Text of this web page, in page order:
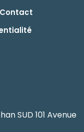
Contact
SUD 101 Avenue